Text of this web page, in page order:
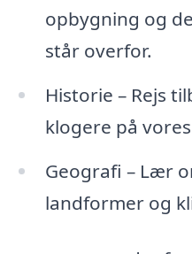
opbygning og
står overfor.
Historie – Rejs
klogere på
Geografi – Lær
landformer og